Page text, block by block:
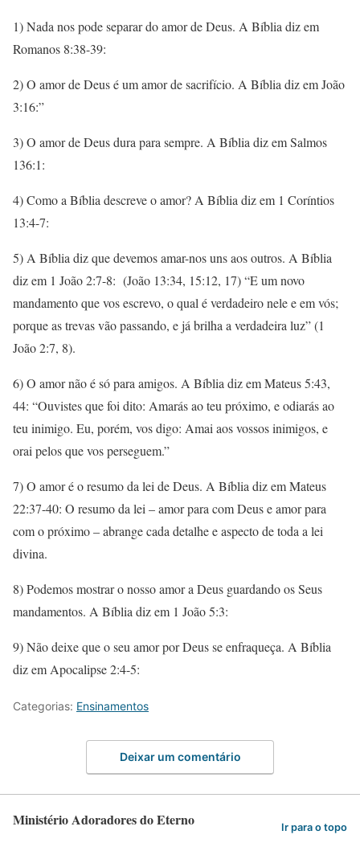
1) Nada nos pode separar do amor de Deus. A Bíblia diz em
Romanos 8:38-39:
2) O amor de Deus é um amor de sacrifício. A Bíblia diz em João
3:16:”
3) O amor de Deus dura para sempre. A Bíblia diz em Salmos
136:1:
4) Como a Bíblia descreve o amor? A Bíblia diz em 1 Coríntios
13:4-7:
5) A Bíblia diz que devemos amar-nos uns aos outros. A Bíblia
diz em 1 João 2:7-8: (João 13:34, 15:12, 17) “E um novo
mandamento que vos escrevo, o qual é verdadeiro nele e em vós;
porque as trevas vão passando, e já brilha a verdadeira luz” (1
João 2:7, 8).
6) O amor não é só para amigos. A Bíblia diz em Mateus 5:43,
44: “Ouvistes que foi dito: Amarás ao teu próximo, e odiarás ao
teu inimigo. Eu, porém, vos digo: Amai aos vossos inimigos, e
orai pelos que vos perseguem.”
7) O amor é o resumo da lei de Deus. A Bíblia diz em Mateus
22:37-40: O resumo da lei – amor para com Deus e amor para
com o próximo – abrange cada detalhe e aspecto de toda a lei
divina.
8) Podemos mostrar o nosso amor a Deus guardando os Seus
mandamentos. A Bíblia diz em 1 João 5:3:
9) Não deixe que o seu amor por Deus se enfraqueça. A Bíblia
diz em Apocalipse 2:4-5:
Categorias: Ensinamentos
Deixar um comentário
Ministério Adoradores do Eterno Ir para o topo